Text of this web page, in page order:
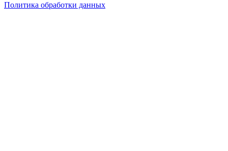
Политика обработки данных